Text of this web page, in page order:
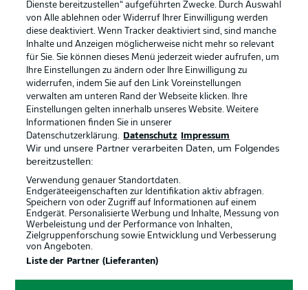
Rechtliche Hinweise Voreinstellungen verwalten
Datenschutz Nutzungsbedingungen
Broadcaster
Jobs Impressum
Dienste bereitzustellen“ aufgeführten Zwecke. Durch Auswahl
von Alle ablehnen oder Widerruf Ihrer Einwilligung werden
diese deaktiviert. Wenn Tracker deaktiviert sind, sind manche
Inhalte und Anzeigen möglicherweise nicht mehr so relevant
für Sie. Sie können dieses Menü jederzeit wieder aufrufen, um
Ihre Einstellungen zu ändern oder Ihre Einwilligung zu
widerrufen, indem Sie auf den Link Voreinstellungen
verwalten am unteren Rand der Webseite klicken. Ihre
Einstellungen gelten innerhalb unseres Website. Weitere
Informationen finden Sie in unserer
Datenschutzerklärung.
Datenschutz Impressum
Wir und unsere Partner verarbeiten Daten, um Folgendes
bereitzustellen:
Verwendung genauer Standortdaten.
Endgeräteeigenschaften zur Identifikation aktiv abfragen.
Speichern von oder Zugriff auf Informationen auf einem
Endgerät. Personalisierte Werbung und Inhalte, Messung von
Werbeleistung und der Performance von Inhalten,
Zielgruppenforschung sowie Entwicklung und Verbesserung
von Angeboten.
Liste der Partner (Lieferanten)